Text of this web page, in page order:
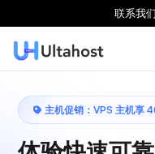
联系我们
主机促销：VPS 主机享